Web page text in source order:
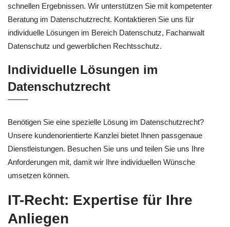
schnellen Ergebnissen. Wir unterstützen Sie mit kompetenter
Beratung im Datenschutzrecht. Kontaktieren Sie uns für
individuelle Lösungen im Bereich Datenschutz, Fachanwalt
Datenschutz und gewerblichen Rechtsschutz.
Individuelle Lösungen im
Datenschutzrecht
Benötigen Sie eine spezielle Lösung im Datenschutzrecht?
Unsere kundenorientierte Kanzlei bietet Ihnen passgenaue
Dienstleistungen. Besuchen Sie uns und teilen Sie uns Ihre
Anforderungen mit, damit wir Ihre individuellen Wünsche
umsetzen können.
IT-Recht: Expertise für Ihre
Anliegen